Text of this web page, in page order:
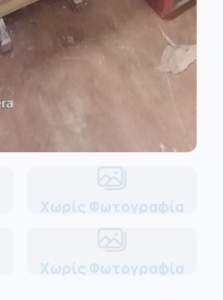
Χωρίς Φωτογραφία
Χωρίς Φωτογραφία